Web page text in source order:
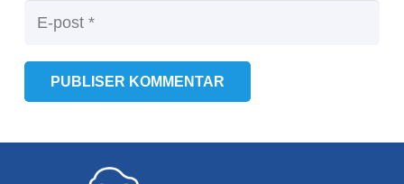
PUBLISER KOMMENTAR